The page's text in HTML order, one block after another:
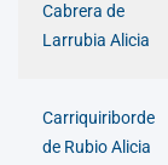
Cabrera de
Larrubia Alicia
Carriquiriborde
de Rubio Alicia